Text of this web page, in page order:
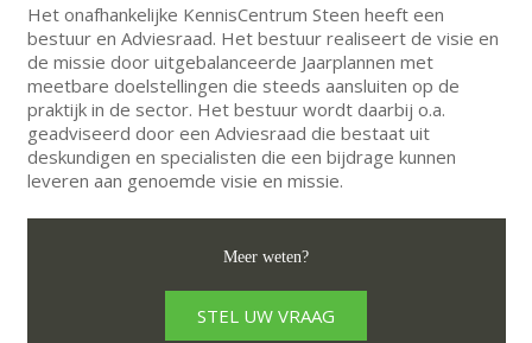
Het onafhankelijke KennisCentrum Steen heeft een
bestuur en Adviesraad. Het bestuur realiseert de visie en
de missie door uitgebalanceerde Jaarplannen met
meetbare doelstellingen die steeds aansluiten op de
praktijk in de sector. Het bestuur wordt daarbij o.a.
geadviseerd door een Adviesraad die bestaat uit
deskundigen en specialisten die een bijdrage kunnen
leveren aan genoemde visie en missie.
Meer weten?
STEL UW VRAAG